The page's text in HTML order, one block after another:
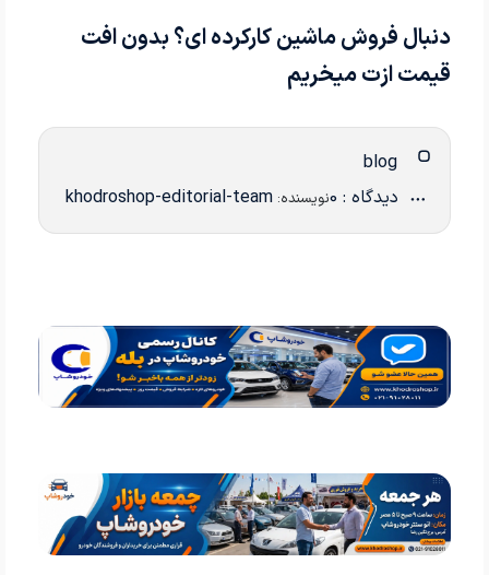
دنبال فروش ماشین کارکرده ای؟ بدون افت
قیمت ازت میخریم
دیدگاه : 0 نویسنده: khodroshop-editorial-team